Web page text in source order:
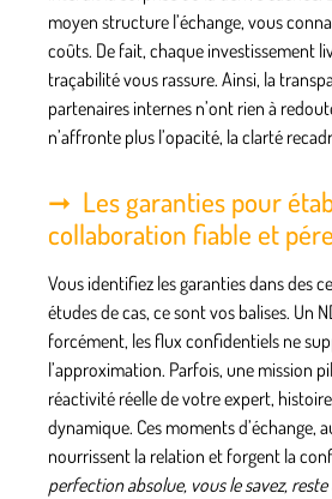
moyen structure l’échange, vous
coûts. De fait, chaque investissement
traçabilité vous rassure. Ainsi, la
partenaires internes n’ont rien à
n’affronte plus l’opacité, la clarté
Les garanties pour
collaboration fiable et
Vous identifiez les garanties dans des
études de cas, ce sont vos balises. Un
forcément, les flux confidentiels ne
l’approximation. Parfois, une mission
réactivité réelle de votre expert,
dynamique. Ces moments d’échange,
nourrissent la relation et forgent la
perfection absolue, vous le savez,